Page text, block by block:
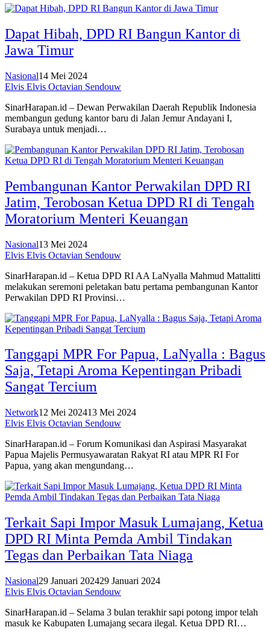
Dapat Hibah, DPD RI Bangun Kantor di
Jawa Timur
Nasional14 Mei 2024
Elvis Elvis Octavian Sendouw
SinarHarapan.id – Dewan Perwakilan Daerah Republik Indonesia
membangun gedung kantor baru di Jalan Jemur Andayani I,
Surabaya untuk menjadi…
Pembangunan Kantor Perwakilan DPD RI
Jatim, Terobosan Ketua DPD RI di Tengah
Moratorium Menteri Keuangan
Nasional13 Mei 2024
Elvis Elvis Octavian Sendouw
SinarHarapan.id – Ketua DPD RI AA LaNyalla Mahmud Mattalitti
melakukan seremoni peletakan batu pertama pembangunan Kantor
Perwakilan DPD RI Provinsi…
Tanggapi MPR For Papua, LaNyalla : Bagus
Saja, Tetapi Aroma Kepentingan Pribadi
Sangat Tercium
Network12 Mei 202413 Mei 2024
Elvis Elvis Octavian Sendouw
SinarHarapan.id – Forum Komunikasi dan Aspirasi Masyarakat
Papua Majelis Permusyawaratan Rakyat RI atau MPR RI For
Papua, yang akan mengundang…
Terkait Sapi Impor Masuk Lumajang, Ketua
DPD RI Minta Pemda Ambil Tindakan
Tegas dan Perbaikan Tata Niaga
Nasional29 Januari 202429 Januari 2024
Elvis Elvis Octavian Sendouw
SinarHarapan.id – Selama 3 bulan terakhir sapi potong impor telah
masuk ke Kabupaten Lumajang secara ilegal. Ketua DPD RI…